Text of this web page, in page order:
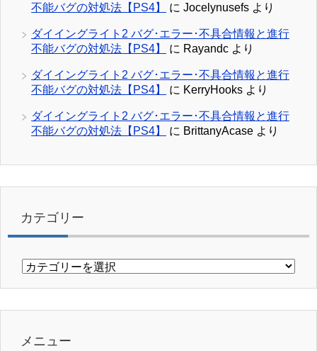
不能バグの対処法【PS4】
に Jocelynusefs より
ダイイングライト2 バグ･エラー･不具合情報と進行
不能バグの対処法【PS4】
に Rayandc より
ダイイングライト2 バグ･エラー･不具合情報と進行
不能バグの対処法【PS4】
に KerryHooks より
ダイイングライト2 バグ･エラー･不具合情報と進行
不能バグの対処法【PS4】
に BrittanyAcase より
カテゴリー
カ
リ
メニュー